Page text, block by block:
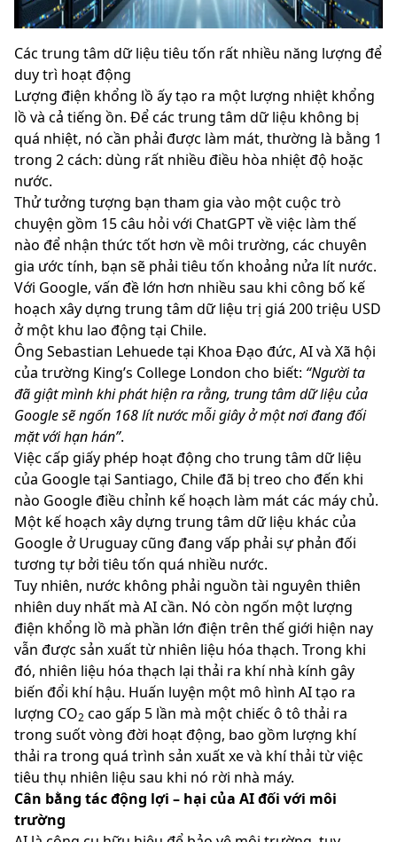
Các trung tâm dữ liệu tiêu tốn rất nhiều năng lượng để
duy trì hoạt động
Lượng điện khổng lồ ấy tạo ra một lượng nhiệt khổng
lồ và cả tiếng ồn. Để các trung tâm dữ liệu không bị
quá nhiệt, nó cần phải được làm mát, thường là bằng 1
trong 2 cách: dùng rất nhiều điều hòa nhiệt độ hoặc
nước.
Thử tưởng tượng bạn tham gia vào một cuộc trò
chuyện gồm 15 câu hỏi với ChatGPT về việc làm thế
nào để nhận thức tốt hơn về môi trường, các chuyên
gia ước tính, bạn sẽ phải tiêu tốn khoảng nửa lít nước.
Với Google, vấn đề lớn hơn nhiều sau khi công bố kế
hoạch xây dựng trung tâm dữ liệu trị giá 200 triệu USD
ở một khu lao động tại Chile.
Ông Sebastian Lehuede tại Khoa Đạo đức, AI và Xã hội
của trường King’s College London cho biết: “Người ta
đã giật mình khi phát hiện ra rằng, trung tâm dữ liệu của
Google sẽ ngốn 168 lít nước mỗi giây ở một nơi đang đối
mặt với hạn hán”.
Việc cấp giấy phép hoạt động cho trung tâm dữ liệu
của Google tại Santiago, Chile đã bị treo cho đến khi
nào Google điều chỉnh kế hoạch làm mát các máy chủ.
Một kế hoạch xây dựng trung tâm dữ liệu khác của
Google ở Uruguay cũng đang vấp phải sự phản đối
tương tự bởi tiêu tốn quá nhiều nước.
Tuy nhiên, nước không phải nguồn tài nguyên thiên
nhiên duy nhất mà AI cần. Nó còn ngốn một lượng
điện khổng lồ mà phần lớn điện trên thế giới hiện nay
vẫn được sản xuất từ nhiên liệu hóa thạch. Trong khi
đó, nhiên liệu hóa thạch lại thải ra khí nhà kính gây
biến đổi khí hậu. Huấn luyện một mô hình AI tạo ra
lượng CO2 cao gấp 5 lần mà một chiếc ô tô thải ra
trong suốt vòng đời hoạt động, bao gồm lượng khí
thải ra trong quá trình sản xuất xe và khí thải từ việc
tiêu thụ nhiên liệu sau khi nó rời nhà máy.
Cân bằng tác động lợi – hại của AI đối với môi
trường